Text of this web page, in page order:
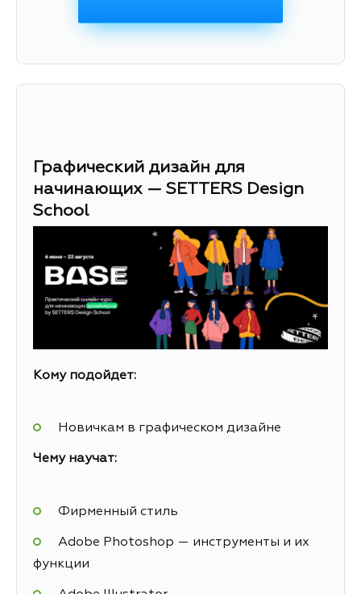
Графический дизайн для
начинающих — SETTERS Design
School
Кому подойдет:
Новичкам в графическом дизайне
Чему научат:
Фирменный стиль
Adobe Photoshop — инструменты и их
функции